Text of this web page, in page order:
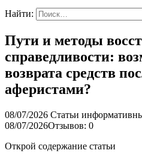
Найти:
Пути и методы
справедливости:
возврата средств
аферистами?
08/07/2026 Статьи
08/07/2026Отзывов: 0
Открой содержание статьи